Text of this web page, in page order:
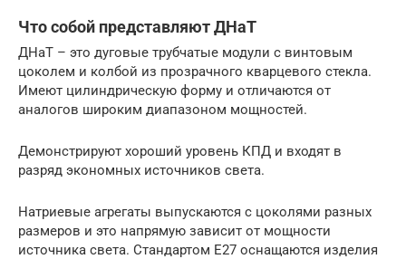
Что собой представляют ДНаТ
ДНаТ – это дуговые трубчатые модули с винтовым
цоколем и колбой из прозрачного кварцевого стекла.
Имеют цилиндрическую форму и отличаются от
аналогов широким диапазоном мощностей.
Демонстрируют хороший уровень КПД и входят в
разряд экономных источников света.
Натриевые агрегаты выпускаются с цоколями разных
размеров и это напрямую зависит от мощности
источника света. Стандартом E27 оснащаются изделия